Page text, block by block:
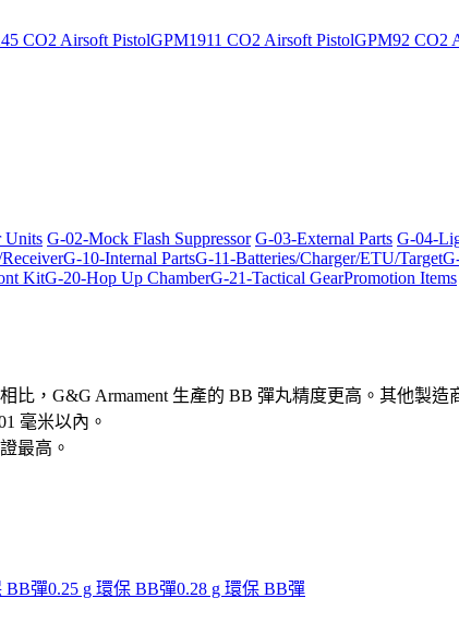
CO2 Airsoft PistolGPM1911 CO2 Airsoft PistolGPM92 CO2
Units G-02-Mock Flash Suppressor G-03-External Parts G-04-
G-10-Internal PartsG-11-Batteries/Charger/ETU/Target
KitG-20-Hop Up ChamberG-21-Tactical GearPromotion Items
比，G&G Armament 生產的 BB 彈丸精度更高。其他製
毫米以內。
最高。
BB彈0.25 g 環保 BB彈0.28 g 環保 BB彈